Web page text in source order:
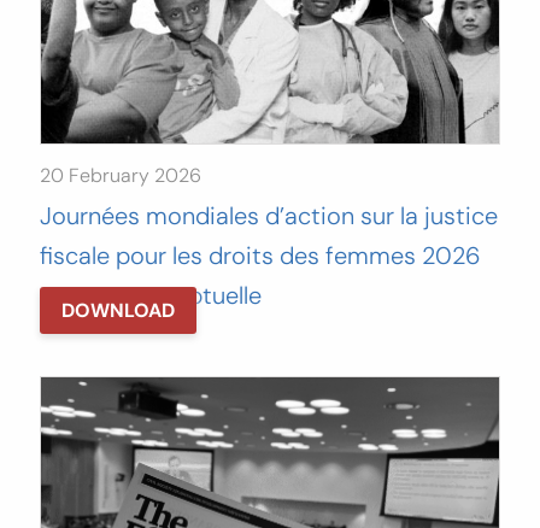
20 February 2026
Journées mondiales d’action sur la justice
fiscale pour les droits des femmes 2026
– Note conceptuelle
DOWNLOAD